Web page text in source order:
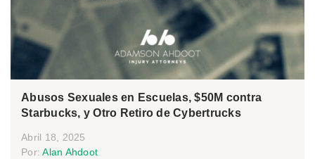
Abusos Sexuales en Escuelas, $50M contra
Starbucks, y Otro Retiro de Cybertrucks
Abril 18, 2025
Por:Alan Ahdoot